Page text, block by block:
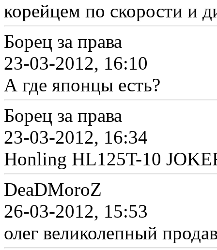
корейцем по скорости и
Борец за права
23-03-2012, 16:10
А где японцы есть?
Борец за права
23-03-2012, 16:34
Honling HL125T-10
DeaDMoroZ
26-03-2012, 15:53
олег великолепный